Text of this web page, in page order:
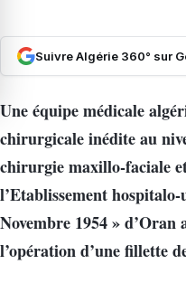
Suivre Algérie 360° sur
Une équipe médicale
chirurgicale inédite au
chirurgie maxillo-faciale
l’Etablissement
Novembre 1954 » d’Oran
l’opération d’une fillette